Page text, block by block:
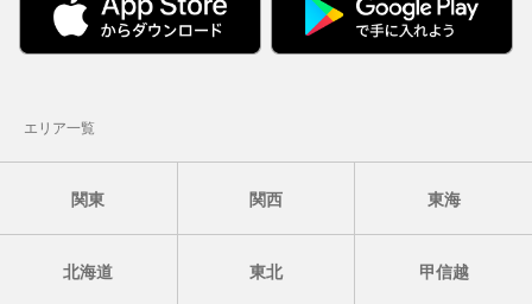
エリア一覧
関東 関西 東海
北海道 東北 甲信越